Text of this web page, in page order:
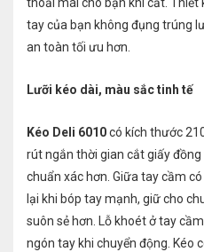
tay của bạn không đụng trúng
an toàn tối ưu hơn.
Lưỡi kéo dài, màu sắc tinh tế
Kéo Deli 6010có kích thước
rút ngắn thời gian cắt giấy
chuẩn xác hơn. Giữa tay cầm
lại khi bóp tay mạnh, giữ cho
suôn sẻ hơn. Lỗ khoét ở tay
ngón tay khi chuyển động. Kéo